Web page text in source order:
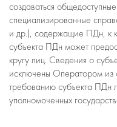
создаваться
специализированные
и др.), содержащие ПДн, к
субъекта ПДн может
кругу лиц. Сведения о
исключены Оператором из
требованию субъекта ПДн
уполномоченных